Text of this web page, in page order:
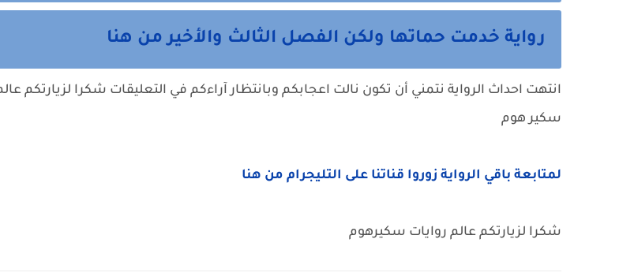
رواية خدمت حماتها ولكن الفصل الثالث والأخير من هنا
انتهت احداث الرواية نتمني أن تكون نالت اعجابكم وبانتظار آراءكم في التعليقات شكرا لزيارتكم
سكير هوم
لمتابعة باقي الرواية زوروا قناتنا على التليجرام من هنا
شكرا لزيارتكم عالم روايات سكيرهوم